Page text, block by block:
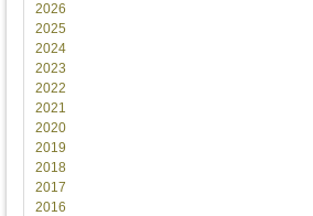
2026
2025
2024
2023
2022
2021
2020
2019
2018
2017
2016